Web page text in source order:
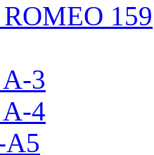
159
3
4